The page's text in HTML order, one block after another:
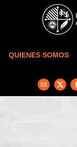
Skip to main content
QUIENES SOMOS